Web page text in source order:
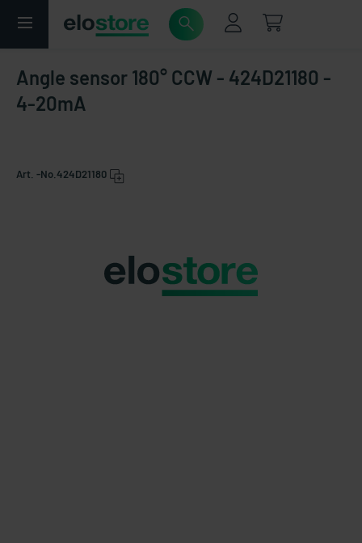
Angle sensor 180° CCW - 424D21180 -
4-20mA
Art. -No. 424D21180